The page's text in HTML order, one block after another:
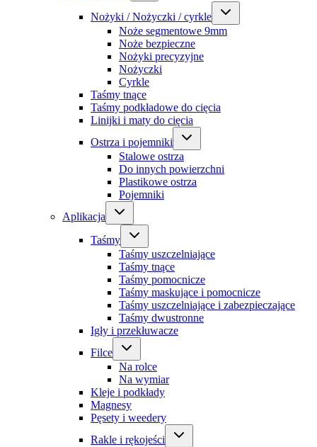
Nożyki / Nożyczki / cyrkle
Noże segmentowe 9mm
Noże bezpieczne
Nożyki precyzyjne
Nożyczki
Cyrkle
Taśmy tnące
Taśmy podkładowe do cięcia
Linijki i maty do cięcia
Ostrza i pojemniki
Stalowe ostrza
Do innych powierzchni
Plastikowe ostrza
Pojemniki
Aplikacja
Taśmy
Taśmy uszczelniające
Taśmy tnące
Taśmy pomocnicze
Taśmy maskujące i pomocnicze
Taśmy uszczelniające i zabezpieczające
Taśmy dwustronne
Igły i przekłuwacze
Filce
Na rolce
Na wymiar
Kleje i podkłady
Magnesy
Pęsety i weedery
Rakle i rękojeści